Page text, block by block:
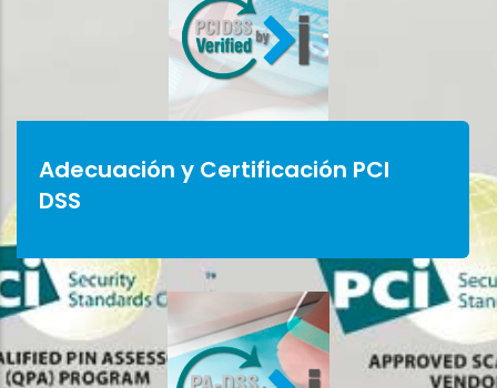
Adecuación y Certificación PCI
DSS